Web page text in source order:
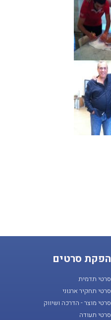
הפקת סרטים
סרטי תדמית
סרטי תחקיר ארגוני
סרטי מוצר - הדרכה ושיווק
סרטי תעודה